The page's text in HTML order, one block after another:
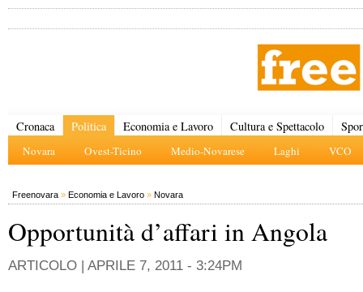
Cronaca Politica
Novara Ovest-Ticino Medio-Novarese Laghi VCO
Economia e Lavoro Cultura e Spettacolo
Freenovara » Economia e Lavoro » Novara
Opportunità d’affari in Angola
ARTICOLO | APRILE 7, 2011 - 3:24PM